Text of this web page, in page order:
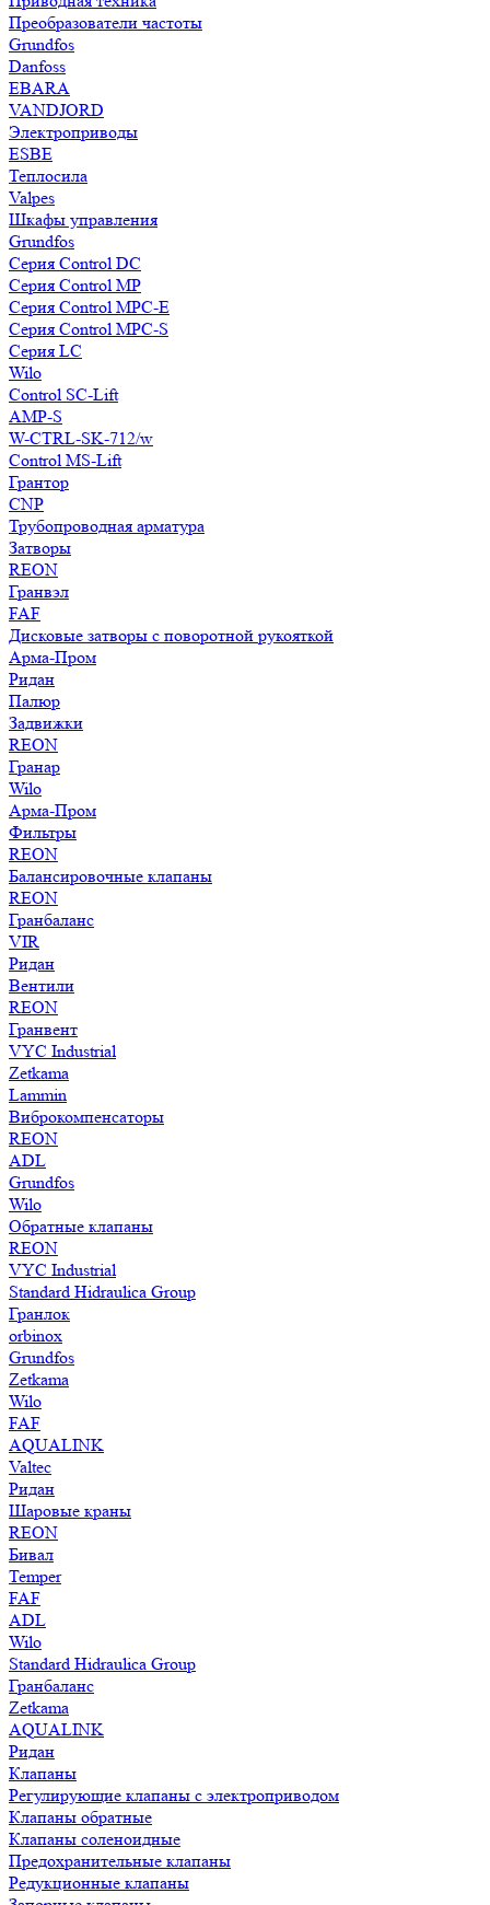
Преобразователи частоты
Grundfos
Danfoss
EBARA
VANDJORD
Электроприводы
ESBE
Теплосила
Valpes
Шкафы управления
Grundfos
Серия Control DC
Серия Control MP
Серия Control MPC-E
Серия Control MPC-S
Серия LC
Wilo
Control SC-Lift
AMP-S
W-CTRL-SK-712/w
Control MS-Lift
Грантор
CNP
Трубопроводная арматура
Затворы
REON
Гранвэл
FAF
Дисковые затворы с поворотной рукояткой
Арма-Пром
Ридан
Палюр
Задвижки
REON
Гранар
Wilo
Арма-Пром
Фильтры
REON
Балансировочные клапаны
REON
Гранбаланс
VIR
Ридан
Вентили
REON
Гранвент
VYC Industrial
Zetkama
Lammin
Виброкомпенсаторы
REON
ADL
Grundfos
Wilo
Обратные клапаны
REON
VYC Industrial
Standard Hidraulica Group
Гранлок
orbinox
Grundfos
Zetkama
Wilo
FAF
AQUALINK
Valtec
Ридан
Шаровые краны
REON
Бивал
Temper
FAF
ADL
Wilo
Standard Hidraulica Group
Гранбаланс
Zetkama
AQUALINK
Ридан
Клапаны
Регулирующие клапаны с электроприводом
Клапаны обратные
Клапаны соленоидные
Предохранительные клапаны
Редукционные клапаны